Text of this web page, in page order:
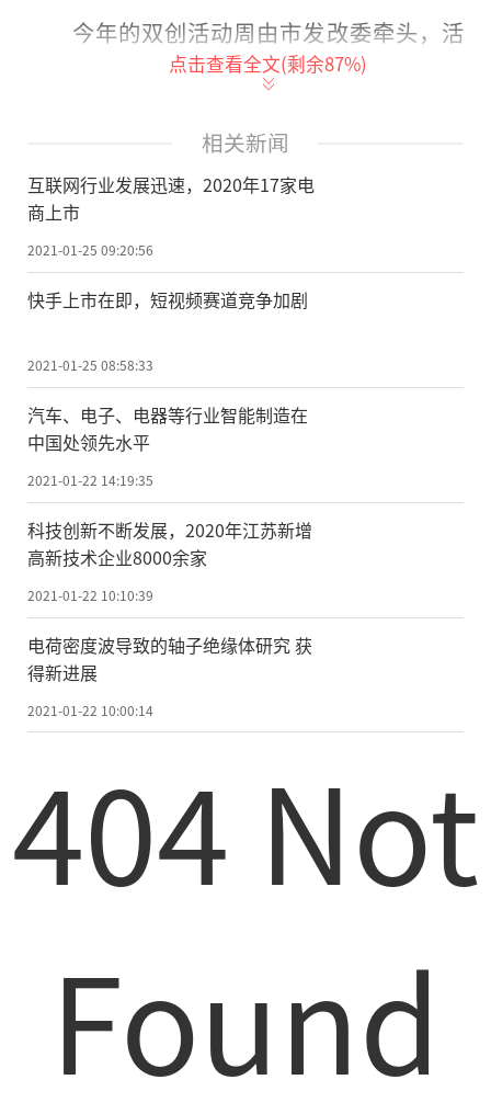
今年的双创活动周由市发改委牵头，活
动自10月15日开始，10月21日结束。以“创
线上线下相结合的方式，多点开花激发“双
创”新动能。
“对话”会带来哪些思考?10月15日，中
国机械工程学会院士专家大庆行暨装备制造
企业技术对接会圆满举办。这是为推动大庆
中国机械工程学会院士专家与大庆企业进行
的一场“技术对话”，包括高端学术报告、
高新区装备制造业发展座谈会、实地调研企
业。这场“对话”，帮助大庆装备制造企业
厘清在研发与生产上的疑惑和难题，也为部
分企业提供了技术解决方案，有助于更深层
次地推动大庆装备制造产业向高端化、智能
化方向发展。
双创活动周期间，大庆市高校氛围活
跃，持续发挥“双创”带动就业作用。近
楼大厅，就能看见展板和展架上，全方位、
多角度地展示学校创新创业教育成果。有创
业想法的大学生们，在一站式服务中心进行
咨询;无独有偶，东北石油大学也展示这“挑
秀项目作品，以及优秀大学生创新创业成
果。其中，入围黑龙江省“互联网+”省赛的
优秀项目选手还向同学们分享创业故事、心
路历程和经验收获。该校还组织创新创业主
点击查看全文(剩余87%)
相关新闻
互联网行业发展迅速，2020年17家电
商上市
2021-01-25 09:20:56
快手上市在即，短视频赛道竞争加剧
2021-01-25 08:58:33
汽车、电子、电器等行业智能制造在
中国处领先水平
2021-01-22 14:19:35
科技创新不断发展，2020年江苏新增
高新技术企业8000余家
2021-01-22 10:10:39
电荷密度波导致的轴子绝缘体研究 获
得新进展
2021-01-22 10:00:14
404 Not
Found